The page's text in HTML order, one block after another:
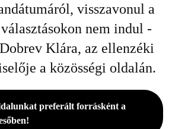
visszavonul a
nem indul -
Klára, az ellenzéki
a közösségi oldalán.
preferált forrásként a